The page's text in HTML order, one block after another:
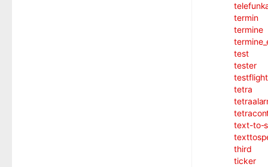
termin
termine
test
tester
testflight
tetra
text-to-
third
ticker